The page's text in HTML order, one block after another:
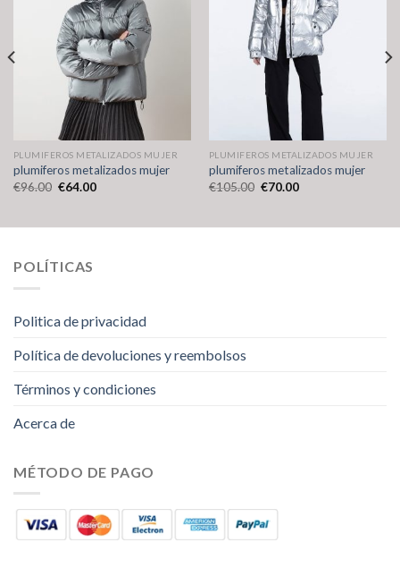
PLUMIFEROS METALIZADOS MUJER
plumiferos metalizados mujer
€96.00 €64.00
PLUMIFEROS METALIZADOS MUJER
plumiferos metalizados mujer
€105.00 €70.00
POLÍTICAS
Politica de privacidad
Política de devoluciones y reembolsos
Términos y condiciones
Acerca de
MÉTODO DE PAGO